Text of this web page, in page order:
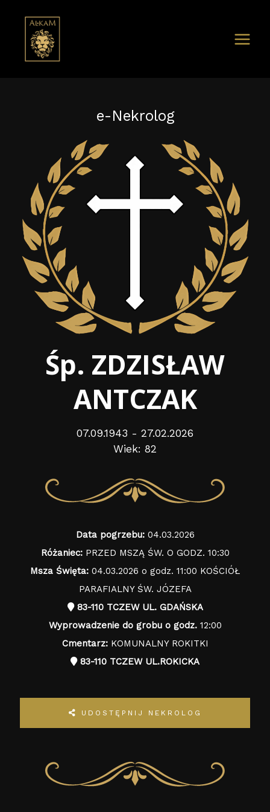
e-Nekrolog
Śp. ZDZISŁAW
ANTCZAK
07.09.1943 - 27.02.2026
Wiek: 82
Data pogrzebu:04.03.2026
Różaniec:PRZED MSZĄ ŚW. O GODZ. 10:30
Msza Święta: 04.03.2026 o godz. 11:00 KOŚCIÓŁ
PARAFIALNY ŚW. JÓZEFA
83-110 TCZEW UL. GDAŃSKA
Wyprowadzenie do grobu o godz.12:00
Cmentarz:KOMUNALNY ROKITKI
83-110 TCZEW UL.ROKICKA
UDOSTĘPNIJ NEKROLOG